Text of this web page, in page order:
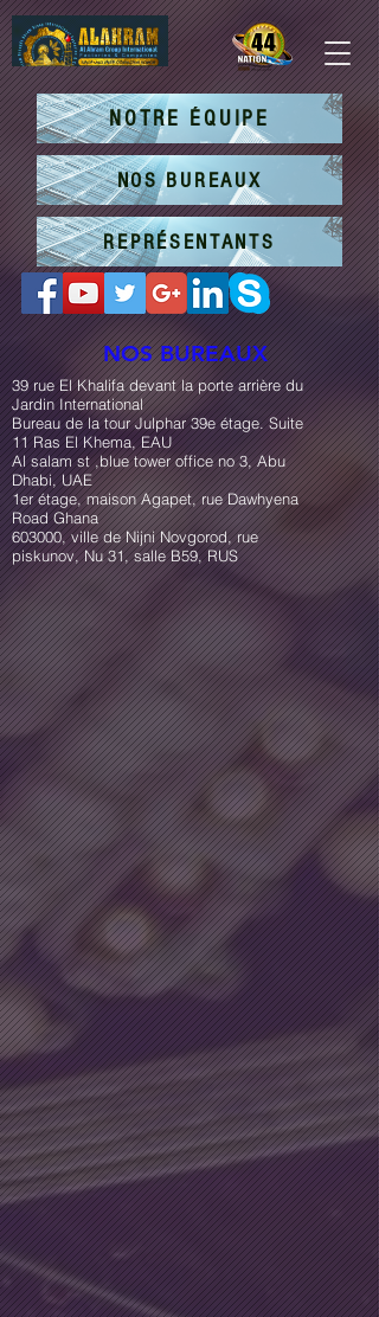
NOTRE ÉQUIPE
NOS BUREAUX
REPRÉSENTANTS
NOS BUREAUX
39 rue El Khalifa devant la porte arrière du
Jardin International
Bureau de la tour Julphar 39e étage. Suite
11 Ras El Khema, EAU
Al salam st ,blue tower office no 3, Abu
Dhabi, UAE
1er étage, maison Agapet, rue Dawhyena
Road Ghana
603000, ville de Nijni Novgorod, rue
piskunov, Nu 31, salle B59, RUS